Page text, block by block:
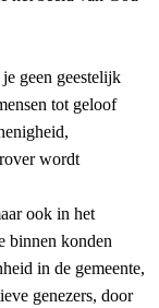
geen geestelijk
tot geloof
wordt
ook in het
binnen konden
in de gemeente,
genezers, door